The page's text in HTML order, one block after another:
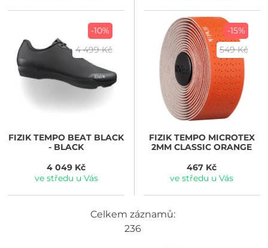
-10%
4 499 Kč
FIZIKTEMPO BEAT BLACK
- BLACK
4 049 Kč
ve středu u Vás
-15%
549 Kč
FIZIKTEMPO MICROTEX
2MM CLASSIC ORANGE
467 Kč
ve středu u Vás
Celkem záznamů:
236